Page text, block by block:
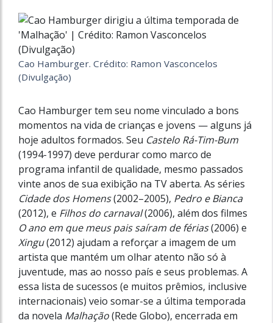
Cao Hamburger. Crédito: Ramon Vasconcelos
(Divulgação)
Cao Hamburger tem seu nome vinculado a bons
momentos na vida de crianças e jovens — alguns já
hoje adultos formados. Seu Castelo Rá-Tim-Bum
(1994-1997) deve perdurar como marco de
programa infantil de qualidade, mesmo passados
vinte anos de sua exibição na TV aberta. As séries
Cidade dos Homens(2002–2005), Pedro e Bianca
(2012), e Filhos do carnaval(2006), além dos filmes
O ano em que meus pais saíram de férias(2006) e
Xingu(2012) ajudam a reforçar a imagem de um
artista que mantém um olhar atento não só à
juventude, mas ao nosso país e seus problemas. A
essa lista de sucessos (e muitos prêmios, inclusive
internacionais) veio somar-se a última temporada
da novela Malhação(Rede Globo), encerrada em